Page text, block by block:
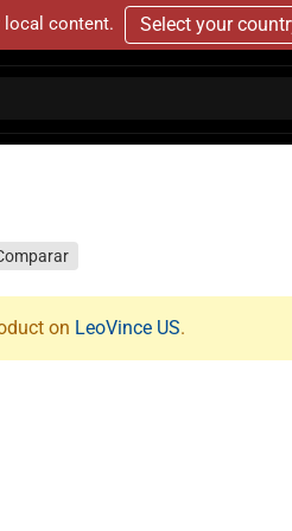
local content. Select your
on LeoVince US.